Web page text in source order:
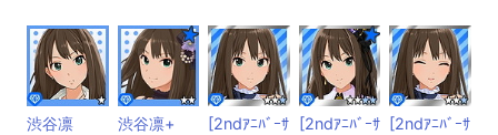
渋谷凛 渋谷凛+
[2ndｱﾆﾊﾞｰｻ
[2ndｱﾆﾊﾞｰｻ
[2ndｱﾆﾊﾞｰｻ